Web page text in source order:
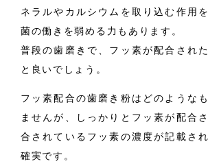
ネラルやカルシウムを取り込む作用
菌の働きを弱める力もあります。
普段の歯磨きで、フッ素が配合され
と良いでしょう。
フッ素配合の歯磨き粉はどのような
ませんが、しっかりとフッ素が配合
合されているフッ素の濃度が記載さ
確実です。